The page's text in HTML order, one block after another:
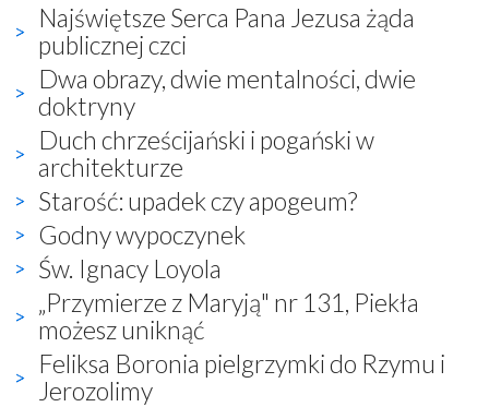
Najświętsze Serca Pana Jezusa żąda
publicznej czci
Dwa obrazy, dwie mentalności, dwie
doktryny
Duch chrześcijański i pogański w
architekturze
Starość: upadek czy apogeum?
Godny wypoczynek
Św. Ignacy Loyola
„Przymierze z Maryją" nr 131, Piekła
możesz uniknąć
Feliksa Boronia pielgrzymki do Rzymu i
Jerozolimy